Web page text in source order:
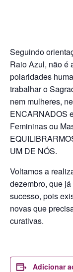
Seguindo
Raio Azul, não é
polaridades
trabalhar o
nem mulheres,
ENCARNADOS
Femininas ou
UM DE NÓS.
Voltamos a
dezembro, que
sucesso, pois
novas que
curativas.
Adicionar